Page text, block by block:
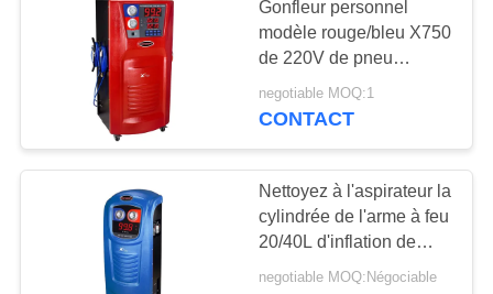
Grande machine
réfrigérante de
récupération
Gonfleur personnel
modèle rouge/bleu X750
de 220V de pneu
d'azote de mini autobus
negotiable MOQ:1
CONTACT
Nettoyez à l'aspirateur la
cylindrée de l'arme à feu
20/40L d'inflation de
gonfleur de pneu d'azote
negotiable MOQ:Négociable